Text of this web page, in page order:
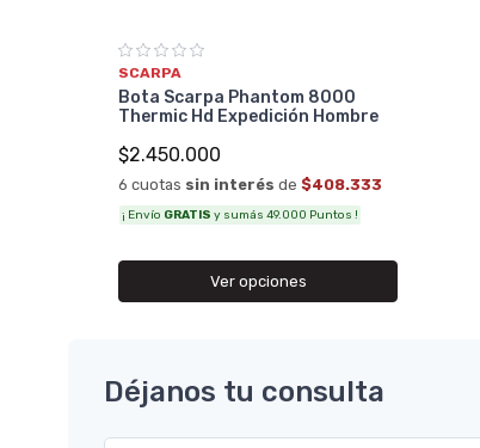
SCARPA
Bota Scarpa Phantom 8000
Thermic Hd Expedición Hombre
$2.450.000
6 cuotas sin interés de $408.333
¡ Envío GRATIS y sumás 49.000 Puntos !
Ver opciones
Déjanos tu consulta